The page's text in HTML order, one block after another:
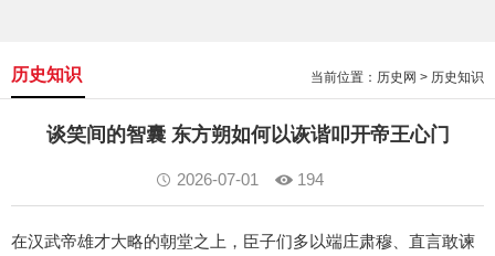
当前位置： 历史网 > 历史知识
历史知识
谈笑间的智囊 东方朔如何以诙谐叩开帝王心门
2026-07-01 194
在汉武帝雄才大略的朝堂之上，臣子们多以端庄肃穆、直言敢谏